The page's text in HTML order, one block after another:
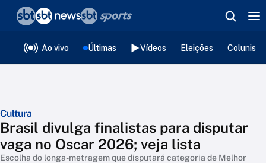
Ao vivo Últimas Vídeos Eleições
Cultura
Brasil divulga finalistas para disputar
vaga no Oscar 2026; veja lista
Escolha do longa-metragem que disputará categoria de Melhor
❮voltar
Editorias